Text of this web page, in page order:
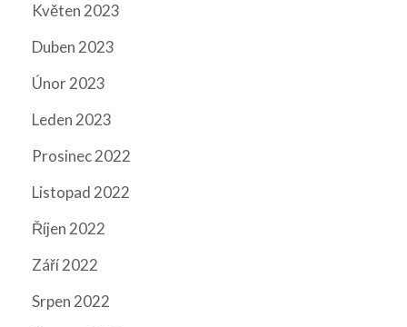
Květen 2023
Duben 2023
Únor 2023
Leden 2023
Prosinec 2022
Listopad 2022
Říjen 2022
Září 2022
Srpen 2022